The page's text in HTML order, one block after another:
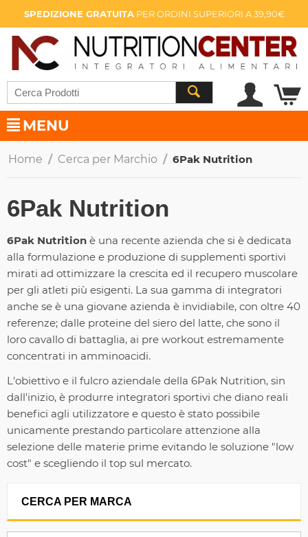
SPEDIZIONE GRATUITAPER ORDINI SUPERIORI A 39,90€
MENU
Home / Cerca per Marchio / 6Pak Nutrition
6Pak Nutrition
6Pak Nutrition è una recente azienda che si è dedicata
alla formulazione e produzione di supplementi sportivi
mirati ad ottimizzare la crescita ed il recupero muscolare
per gli atleti più esigenti. La sua gamma di integratori
anche se è una giovane azienda è invidiabile, con oltre 40
referenze; dalle proteine del siero del latte, che sono il
loro cavallo di battaglia, ai pre workout estremamente
concentrati in amminoacidi.
L'obiettivo e il fulcro aziendale della 6Pak Nutrition, sin
dall'inizio, è produrre integratori sportivi che diano reali
benefici agli utilizzatore e questo è stato possibile
unicamente prestando particolare attenzione alla
selezione delle materie prime evitando le soluzione "low
cost" e scegliendo il top sul mercato.
CERCA PER MARCA